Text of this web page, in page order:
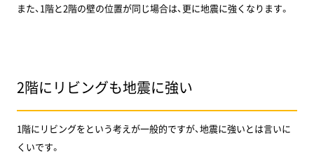
また、1階と2階の壁の位置が同じ場合は、更に地震に強くなります。
2階にリビングも地震に強い
1階にリビングをという考えが一般的ですが、地震に強いとは言いに
くいです。